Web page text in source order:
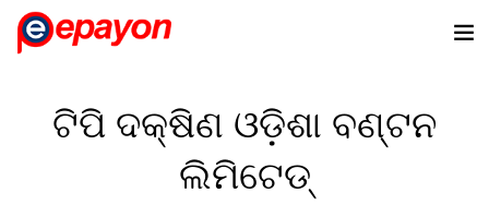
ଟିପି ଦକ୍ଷିଣ ଓଡ଼ିଶା ବଣ୍ଟନ
ଲିମିଟେଡ୍